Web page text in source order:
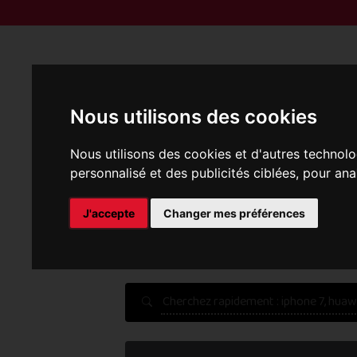
Nous utilisons des cookies
Nous utilisons des cookies et d'autres
personnalisé et des publicités ciblées, pour
J'accepte Changer mes préférences
Nous récupérons les